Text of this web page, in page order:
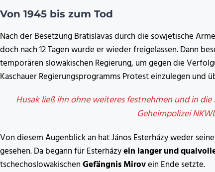
Von 1945 bis zum Tod
Nach der Besetzung Bratislavas durch die sowjetische
doch nach 12 Tagen wurde er wieder freigelassen. Dann
temporären slowakischen Regierung, um gegen die
Kaschauer Regierungsprogramms Protest einzulegen und
Husak ließ ihn ohne weiteres festnehmen und in
Geheimpolizei
Von diesem Augenblick an hat János Esterházy weder
gesehen. Da begann für Esterházyein langer und
tschechoslowakischenGefängnis Mirovein Ende setzte.